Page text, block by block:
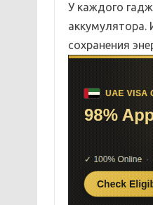
У каждого
аккумулятора.
сохранения